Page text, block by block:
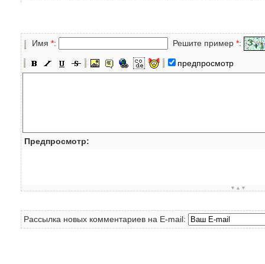
Имя *: Решите пример *:
предпросмотр
Предпросмотр:
▼▲▼
Рассылка новых комментариев на E-mail: